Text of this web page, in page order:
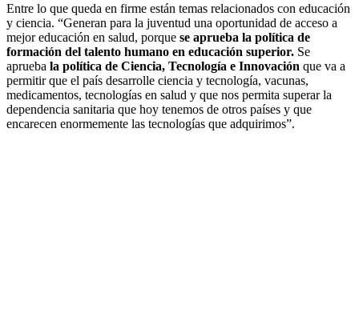
Entre lo que queda en firme están temas relacionados con educación
y ciencia. “Generan para la juventud una oportunidad de acceso a
mejor educación en salud, porque se aprueba la política de
formación del talento humano en educación superior. Se
aprueba la política de Ciencia, Tecnología e Innovación que va a
permitir que el país desarrolle ciencia y tecnología, vacunas,
medicamentos, tecnologías en salud y que nos permita superar la
dependencia sanitaria que hoy tenemos de otros países y que
encarecen enormemente las tecnologías que adquirimos”.